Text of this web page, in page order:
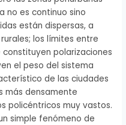
no es continuo sino
están dispersas, a
los límites entre
polarizaciones
el peso del sistema
de las ciudades
más densamente
policéntricos muy vastos.
simple fenómeno de